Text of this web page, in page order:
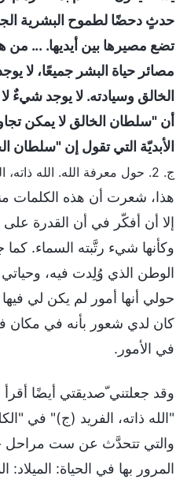
حدثٍ دحضًا لطموح البشرية
تضع مصيرها بين أيديها. ... من
مصائر حياة البشر جميعًا،
الخالق وسيادته. لا يوجد شيءٌ
أن "سلطان الخالق لا يمكن
الأبديّة التي تقول إن "سلطان
ج. 2. حول معرفة الله. الله ذاته، الفريد (3)]
هذا، شعرت أن هذه الكلمات
إلا أن أفكّر في أن القدرة
وكأنها شيء رتَّبته السماء.
الوطن الذي وُلِدت فيه،
حولي أنها أمور لم يكن لي
كان لدي شعور بأنه في مكان
في الأمور.
وقد جعلتني ّصديقتي أيضًا
"الله ذاته، الفريد (ج)" في
والتي تتحدَّث عن ست
المرور بها في الحياة: الميلاد: